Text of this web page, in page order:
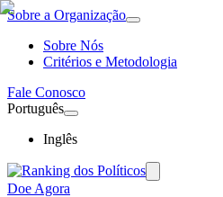
Sobre a Organização
Sobre Nós
Critérios e Metodologia
Fale Conosco
Português
Inglês
Doe Agora